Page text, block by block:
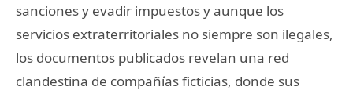
sanciones y evadir impuestos y aunque los
servicios extraterritoriales no siempre son ilegales,
los documentos publicados revelan una red
clandestina de compañías ficticias, donde sus